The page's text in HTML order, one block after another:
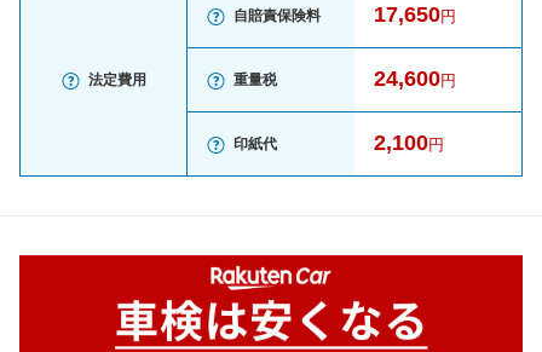
法定費用
自賠責保険料 17,650円
重量税 24,600円
印紙代 2,100円